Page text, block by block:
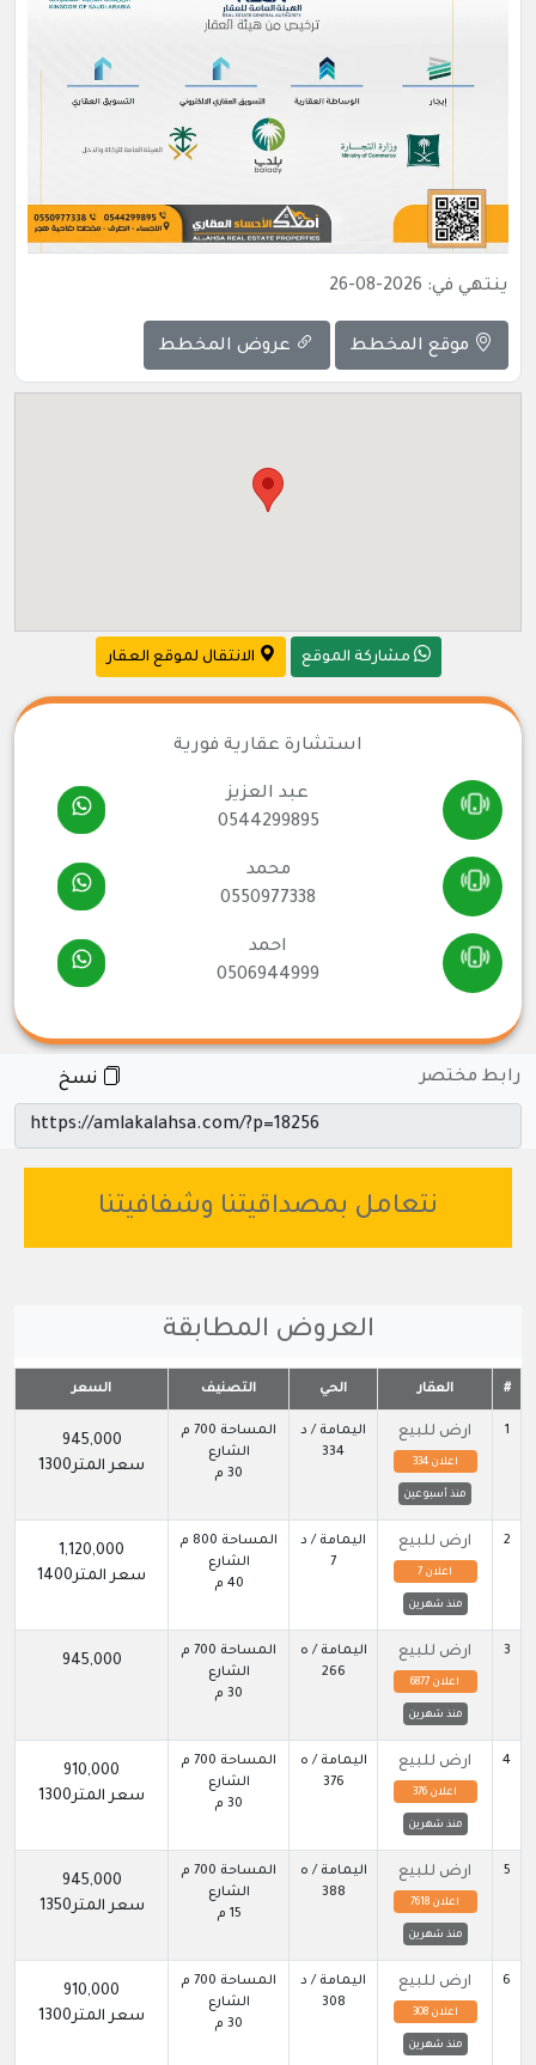
ينتهي في: 2026-08-26
موقع المخطط عروض المخطط
مشاركة الموقع الانتقال لموقع العقار
استشارة عقارية فورية
عبد العزيز
0544299895
محمد
0550977338
احمد
0506944999
رابط مختصر
نتعامل بمصداقيتنا وشفافيتنا
العروض المطابقة
# العقار الحي التصنيف السعر
1 ارض للبيع
اعلان 334
منذ أسبوعين
اليمامة / د
334
المساحة 700 م
الشارع
30 م
945,000
سعر المتر1300
2 ارض للبيع
اعلان 7
منذ شهرين
اليمامة / د
7
المساحة 800 م
الشارع
40 م
1,120,000
سعر المتر1400
3 ارض للبيع
اعلان 6877
منذ شهرين
اليمامة / ه
266
المساحة 700 م
الشارع
30 م
945,000
4 ارض للبيع
اعلان 376
منذ شهرين
اليمامة / ه
376
المساحة 700 م
الشارع
30 م
910,000
سعر المتر1300
5 ارض للبيع
اعلان 7618
منذ شهرين
اليمامة / ه
388
المساحة 700 م
الشارع
15 م
945,000
سعر المتر1350
6 ارض للبيع
اعلان 308
منذ شهرين
اليمامة / د
308
المساحة 700 م
الشارع
30 م
910,000
سعر المتر1300